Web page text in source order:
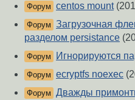
Форум centos mount
Форум Загрузочная
разделом persistance
Форум Игнорируются
Форум ecryptfs noexec
Форум Дважды